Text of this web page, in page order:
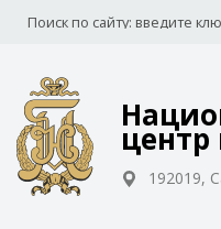
192019,